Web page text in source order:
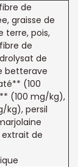
de
graisse de
terre, pois,
de
de
betterave
(100
(100 mg/kg),
kg), persil
de